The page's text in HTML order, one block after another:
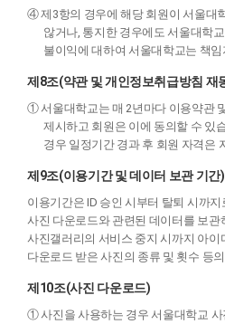
④ 제3항의 경우에 해당 회원이 서울대
않거나, 통지한 경우에도 서울대학
불이익에 대하여 서울대학교는 책
제8조(약관 및 개인정보취급방침 재
① 서울대학교는 매 2년마다 이용약관
제시하고 회원은 이에 동의할 수 있
경우 일정기간 경과 후 회원 자격은
제9조(이용기간 및 데이터 보관 기간)
이용기간은 ID 승인 시부터 탈퇴 시까
사진 다운로드와 관련된 데이터를 보관
사진갤러리의 서비스 중지 시까지 아이
다운로드 받은 사진의 종류 및 횟수 등
제10조(사진 다운로드)
① 사진을 사용하는 경우 서울대학교